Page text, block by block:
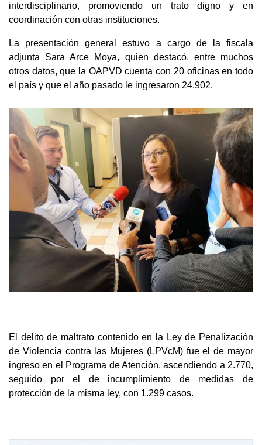
interdisciplinario, promoviendo un trato digno y en
coordinación con otras instituciones.
La presentación general estuvo a cargo de la fiscala
adjunta Sara Arce Moya, quien destacó, entre muchos
otros datos, que la OAPVD cuenta con 20 oficinas en todo
el país y que el año pasado le ingresaron 24.902.
El delito de maltrato contenido en la Ley de Penalización
de Violencia contra las Mujeres (LPVcM) fue el de mayor
ingreso en el Programa de Atención, ascendiendo a 2.770,
seguido por el de incumplimiento de medidas de
protección de la misma ley, con 1.299 casos.